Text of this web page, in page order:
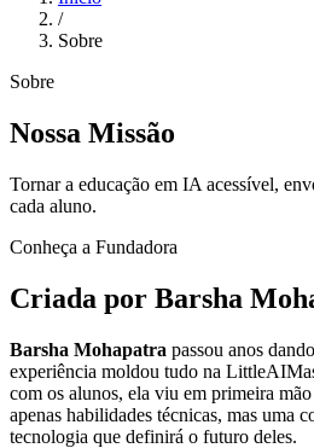
/
Sobre
Sobre
Nossa Missão
Tornar a educação em IA acessível,
cada aluno.
Conheça a Fundadora
Criada por Barsha
Barsha Mohapatra passou anos
experiência moldou tudo na
com os alunos, ela viu em primeira
apenas habilidades técnicas, mas uma
tecnologia que definirá o futuro deles.